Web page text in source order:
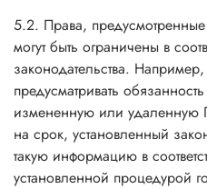
5.2. Права,
могут быть ограничены в
законодательства.
предусматривать
измененную или удаленную
на срок, установленный
такую информацию в
установленной процедурой